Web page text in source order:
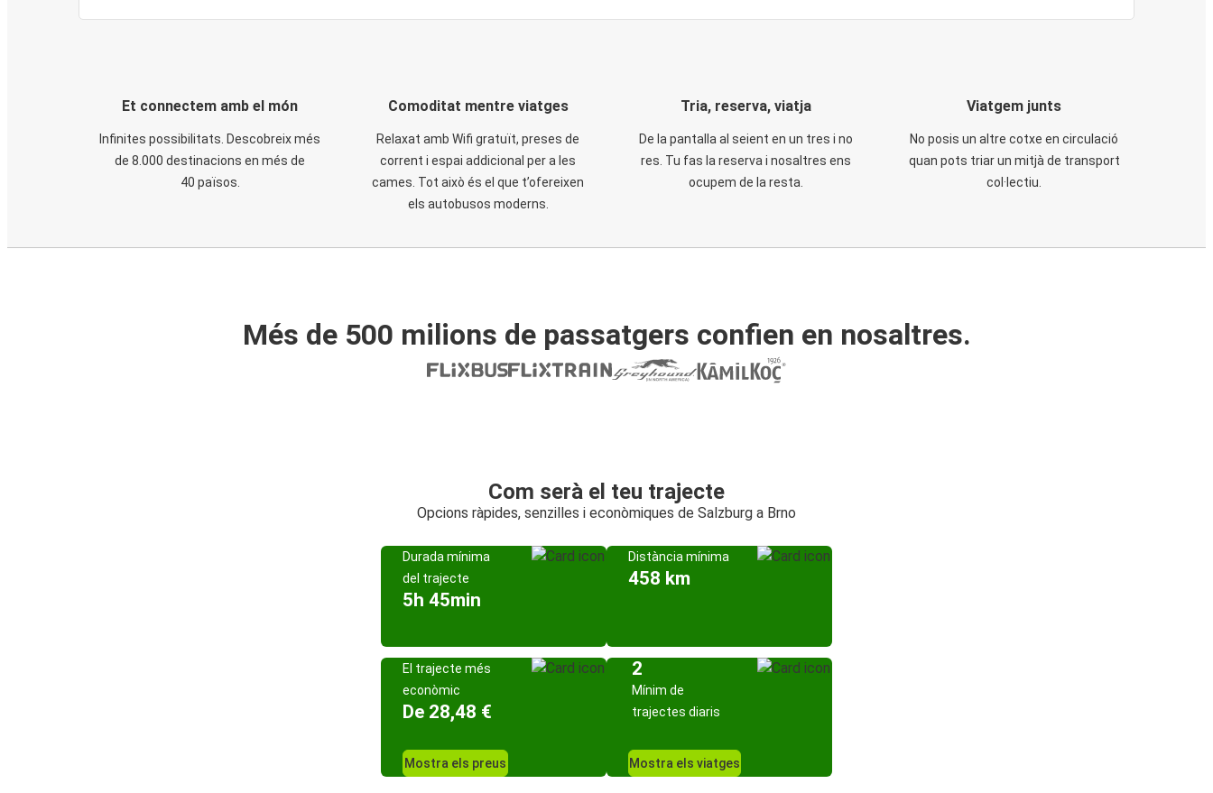
Et connectem amb el món
Infinites possibilitats. Descobreix més
de 8.000 destinacions en més de
40 països.
Comoditat mentre viatges
Relaxat amb Wifi gratuït, preses de
corrent i espai addicional per a les
cames. Tot això és el que t’ofereixen
els autobusos moderns.
Tria, reserva, viatja
De la pantalla al seient en un tres i no
res. Tu fas la reserva i nosaltres ens
ocupem de la resta.
Viatgem junts
No posis un altre cotxe en circulació
quan pots triar un mitjà de transport
col·lectiu.
Més de 500 milions de passatgers confien en nosaltres.
Com serà el teu trajecte
Opcions ràpides, senzilles i econòmiques de Salzburg a Brno
Durada mínima
del trajecte
5h 45min
Distància mínima
458 km
El trajecte més
econòmic
De 28,48 €
Mostra els preus
2
Mínim de
trajectes diaris
Mostra els viatges